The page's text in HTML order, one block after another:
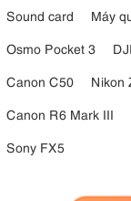
Sound card
Máy
Osmo Pocket 3
Canon C50
Nikon
Canon R6 Mark III
Sony FX5